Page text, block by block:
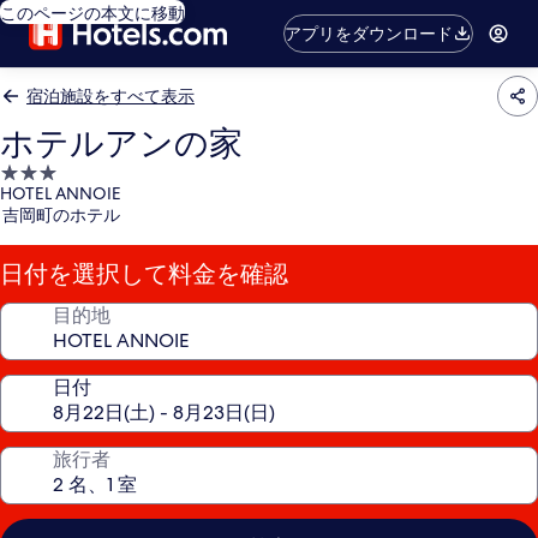
このページの本文に移動
アプリをダウンロード
宿泊施設をすべて表示
ホテルアンの家
3.0
つ
星
宿
泊
施
HOTEL ANNOIE
吉岡町のホテル
日付を選択して料金を確認
目的地
日付
旅行者